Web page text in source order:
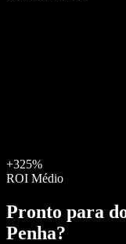
+325%
ROI Médio
Pronto para
Penha?